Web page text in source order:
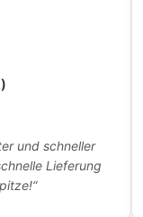
und schneller
Lieferung